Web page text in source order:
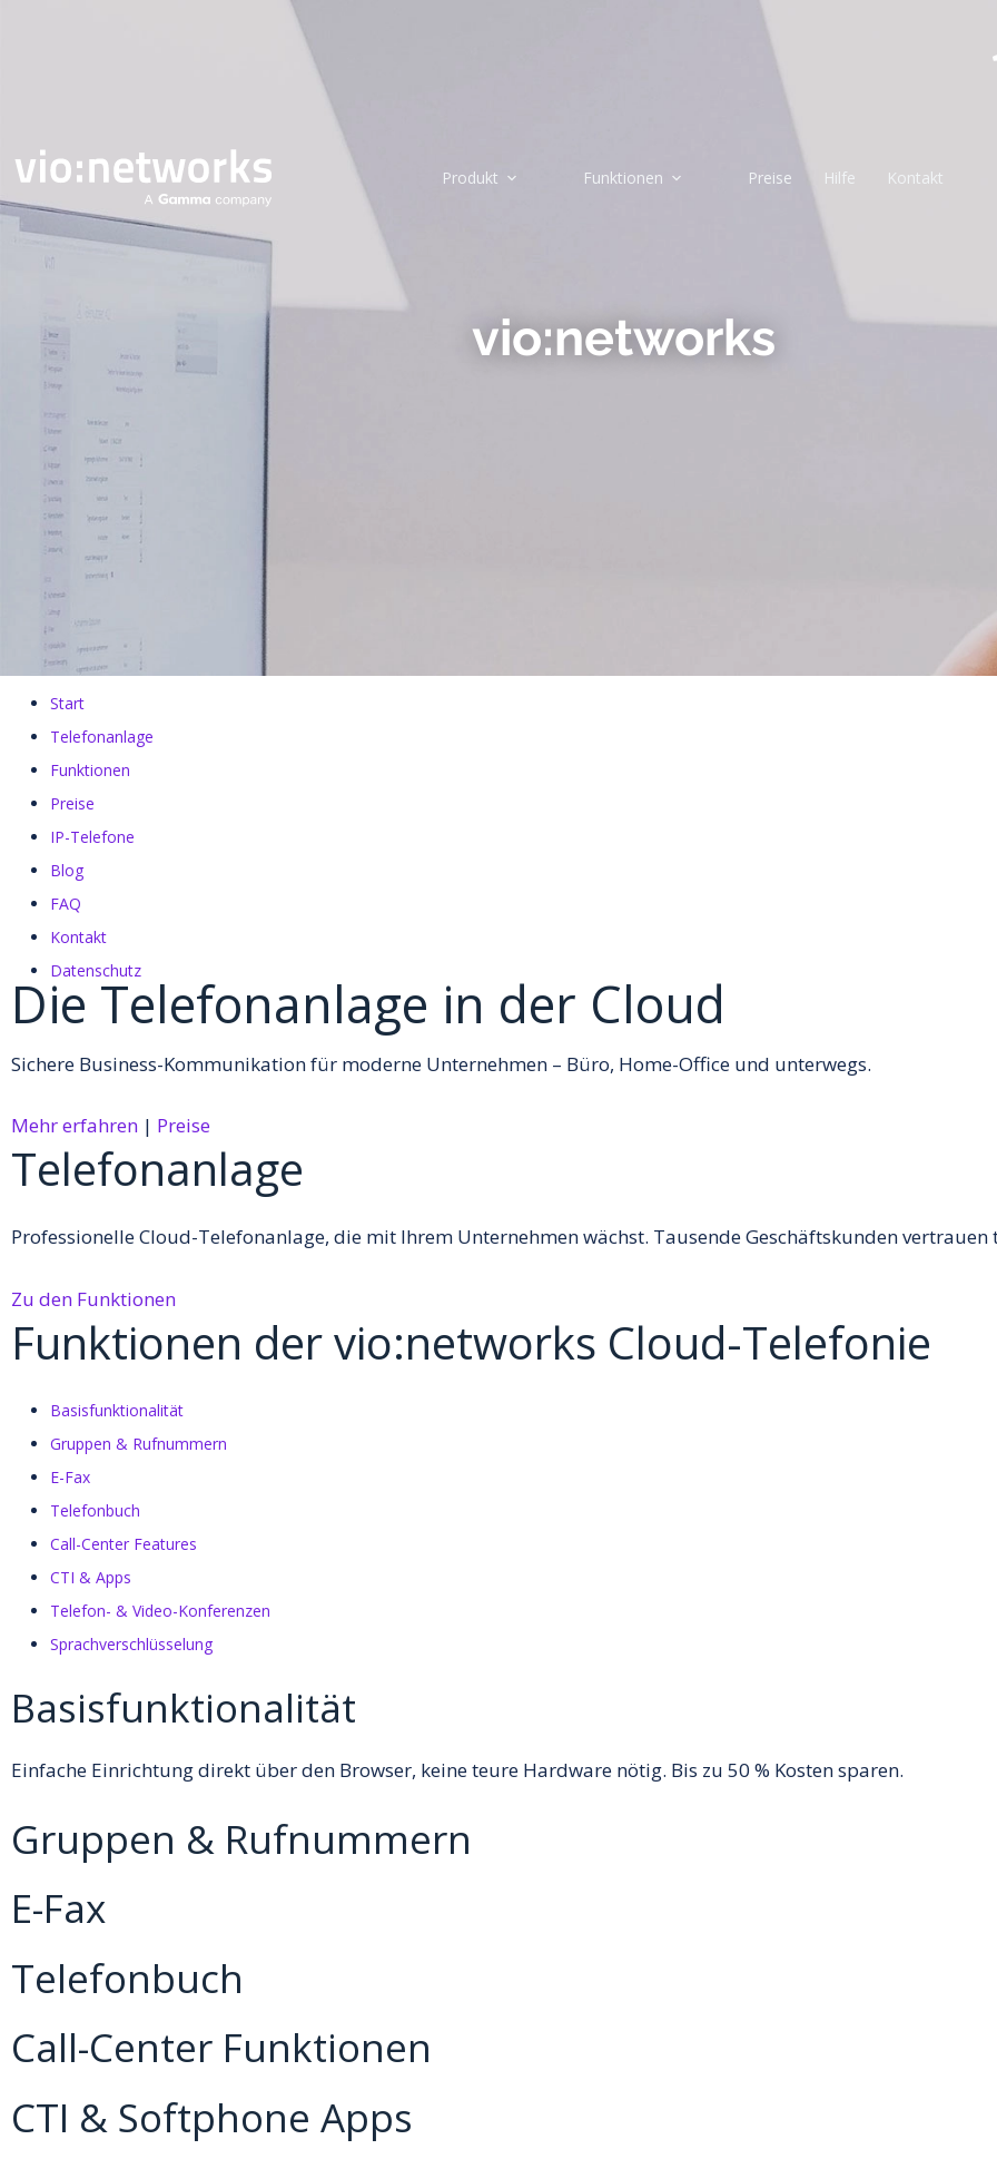
Produkt Funktionen Preise Hilfe Kontakt
vio:networks
Start
Telefonanlage
Funktionen
Preise
IP-Telefone
Blog
FAQ
Kontakt
Datenschutz
Die Telefonanlage in der Cloud
Sichere Business-Kommunikation für moderne Unternehmen – Büro, Home-Office und unterwegs.
Mehr erfahren | Preise
Telefonanlage
Professionelle Cloud-Telefonanlage, die mit Ihrem Unternehmen wächst. Tausende Geschäftskunden vertrauen
Zu den Funktionen
Funktionen der vio:networks Cloud-Telefonie
Basisfunktionalität
Gruppen & Rufnummern
E-Fax
Telefonbuch
Call-Center Features
CTI & Apps
Telefon- & Video-Konferenzen
Sprachverschlüsselung
Basisfunktionalität
Einfache Einrichtung direkt über den Browser, keine teure Hardware nötig. Bis zu 50 % Kosten sparen.
Gruppen & Rufnummern
E-Fax
Telefonbuch
Call-Center Funktionen
CTI & Softphone Apps